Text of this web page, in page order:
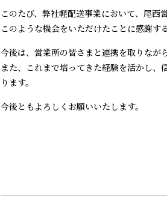
このたび、弊社軽配送事業において、尾
このような機会をいただけたことに感謝
今後は、営業所の皆さまと連携を取りなが
また、これまで培ってきた経験を活かし
ります。
今後ともよろしくお願いいたします。